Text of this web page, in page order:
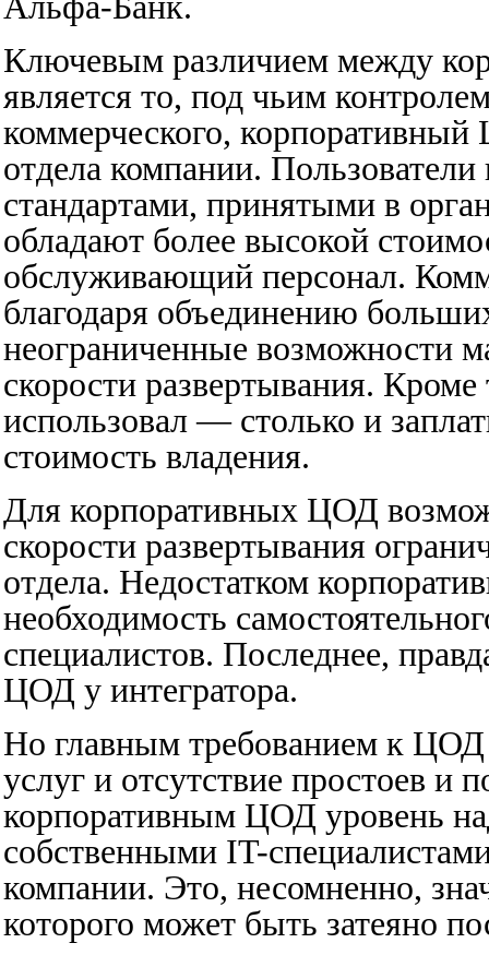
Ключевым различием между
является то, под чьим
коммерческого,
отдела компании.
стандартами, принятыми в
обладают более высокой
обслуживающий персонал.
благодаря объединению
неограниченные возможности
скорости развертывания.
использовал — столько и
стоимость владения.
Для корпоративных ЦОД
скорости развертывания
отдела. Недостатком
необходимость
специалистов. Последнее,
ЦОД у интегратора.
Но главным требованием к ЦОД
услуг и отсутствие простоев и
корпоративным ЦОД уровень
собственными IT-
компании. Это, несомненно,
которого может быть затеяно